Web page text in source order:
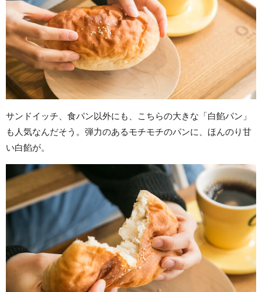
サンドイッチ、食パン以外にも、こちらの大きな「白餡パン」
も人気なんだそう。弾力のあるモチモチのパンに、ほんのり甘
い白餡が。